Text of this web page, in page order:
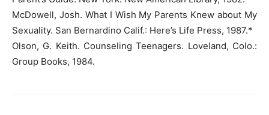
McDowell, Josh. What I Wish My Parents Knew about My
Sexuality. San Bernardino Calif.: Here’s Life Press, 1987.*
Olson, G. Keith. Counseling Teenagers. Loveland, Colo.:
Group Books, 1984.